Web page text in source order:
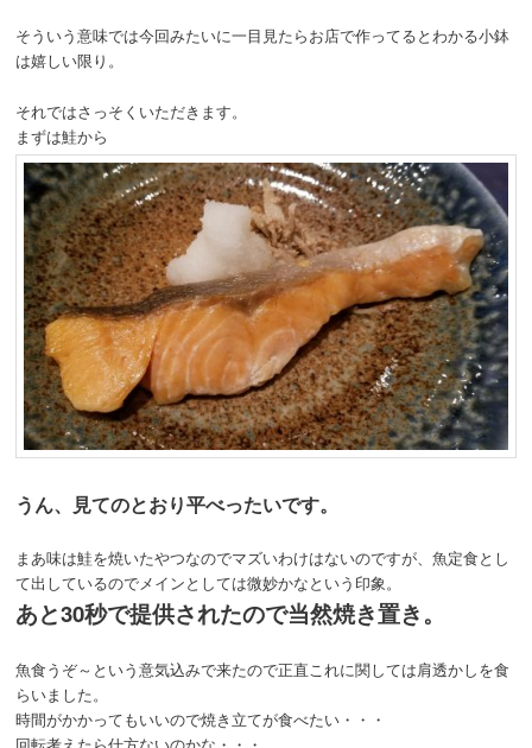
そういう意味では今回みたいに一目見たらお店で作ってるとわかる小鉢
は嬉しい限り。
それではさっそくいただきます。
まずは鮭から
うん、見てのとおり平べったいです。
まあ味は鮭を焼いたやつなのでマズいわけはないのですが、魚定食とし
て出しているのでメインとしては微妙かなという印象。
あと30秒で提供されたので当然焼き置き。
魚食うぞ～という意気込みで来たので正直これに関しては肩透かしを食
らいました。
時間がかかってもいいので焼き立てが食べたい・・・